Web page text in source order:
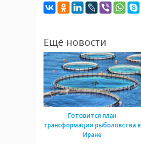
Ещё новости
Готовится план
трансформации рыболовства в
Иране